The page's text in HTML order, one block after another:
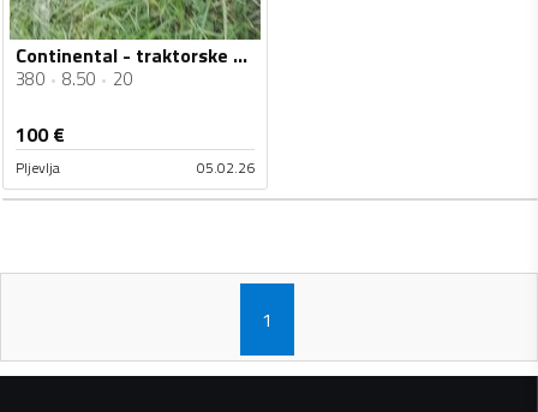
Continental - traktorske - Univerzalna guma
380 8.50 20
100€
Pljevlja 05.02.26
1